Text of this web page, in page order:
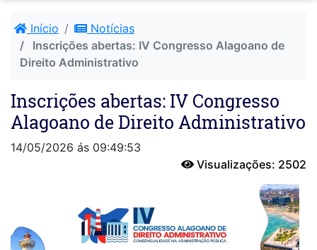
Início
Notícias
Inscrições abertas: IV Congresso Alagoano de
Direito Administrativo
Inscrições abertas: IV Congresso
Alagoano de Direito Administrativo
14/05/2026 ás 09:49:53
Visualizações: 2502